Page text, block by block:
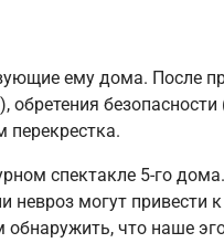
ему дома. После
спектакле 5-го
могут привести
что наше